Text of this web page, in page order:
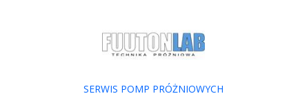
SERWIS POMP PRÓŻNIOWYCH